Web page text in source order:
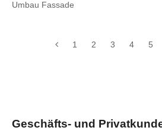
Umbau Fassade
1 2 3 4 5
Geschäfts- und